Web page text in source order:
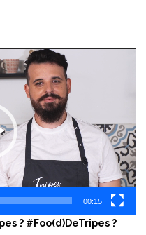
00:15
? #Foo(d)DeTripes ?